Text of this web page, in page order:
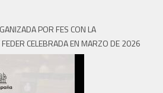
POR FES CON LA
CELEBRADA EN MARZO DE 2026